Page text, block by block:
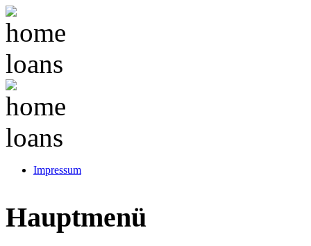
Impressum
Hauptmenü